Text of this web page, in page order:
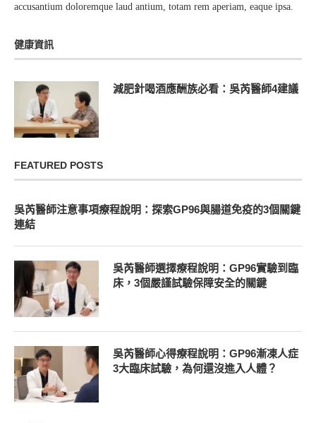
accusantium doloremque laud antium, totam rem aperiam, eaque ipsa.
健康資訊
減肥針喝酒應酬族必看：吳芮醫師4建議
FEATURED POSTS
吳芮醫師注意事項療程說明：探索GP96與腸道免疫的3個關鍵
連結
吳芮醫師選擇療程說明：GP96實驗到臨
床，3個嚴謹試驗保障安全的關鍵
吳芮醫師心得療程說明：GP96漸凍人症
3大臨床試驗，為何還沒進入人體？